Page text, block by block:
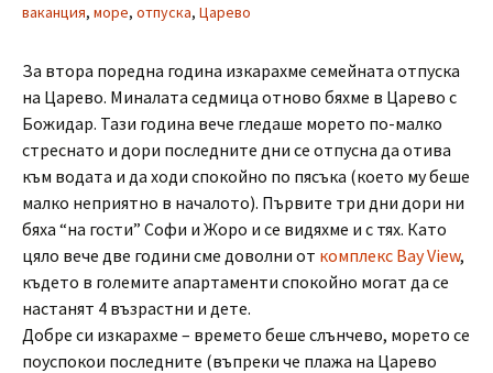
ваканция, море, отпуска, Царево
За втора поредна година изкарахме семейната отпуска
на Царево. Миналата седмица отново бяхме в Царево с
Божидар. Тази година вече гледаше морето по-малко
стреснато и дори последните дни се отпусна да отива
към водата и да ходи спокойно по пясъка (което му беше
малко неприятно в началото). Първите три дни дори ни
бяха “на гости” Софи и Жоро и се видяхме и с тях. Като
цяло вече две години сме доволни от комплекс Bay View,
където в големите апартаменти спокойно могат да се
настанят 4 възрастни и дете.
Добре си изкарахме – времето беше слънчево, морето се
поуспокои последните (въпреки че плажа на Царево